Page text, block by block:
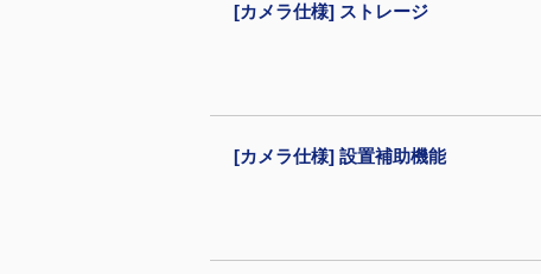
[カメラ仕様] ストレージ
[カメラ仕様] 設置補助機能